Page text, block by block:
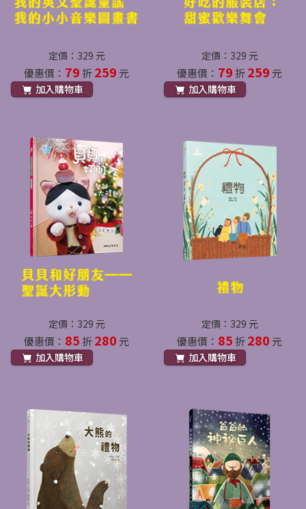
定價：329 元
優惠價： 79折259 元
加入購物車
定價：329 元
優惠價： 79折259 元
加入購物車
定價：329 元
優惠價： 85折280 元
加入購物車
定價：329 元
優惠價： 85折280 元
加入購物車